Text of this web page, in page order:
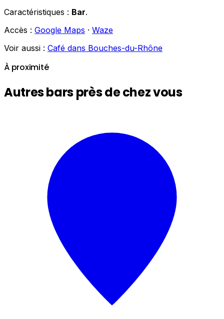
Caractéristiques : Bar.
Accès : Google Maps · Waze
Voir aussi : Café dans Bouches-du-Rhône
À proximité
Autres bars près de chez vous